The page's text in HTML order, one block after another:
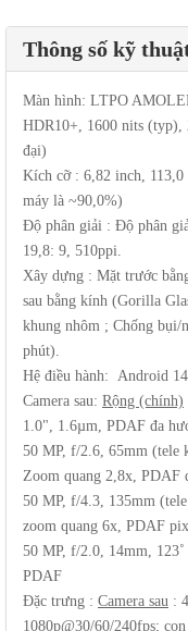
Thông số kỹ
Màn hình: LTPO
HDR10+, 1600 nits
đại)
Kích cỡ : 6,82 inch, 113,0
máy là ~90,0%)
Độ phân giải : Độ phân
19,8: 9, 510ppi.
Xây dựng : Mặt trước
sau bằng kính (Gorilla
khung nhôm ; Chống
phút).
Hệ điều hành: Android
Camera sau: Rộng (chính)
1.0", 1.6µm, PDAF đa
50 MP, f/2.6, 65mm (tele
Zoom quang 2,8x,
50 MP, f/4.3, 135mm
zoom quang 6x, PDAF
50 MP, f/2.0, 14mm,
PDAF
Đặc trưng : Camera sau :
1080p@30/60/240fps;